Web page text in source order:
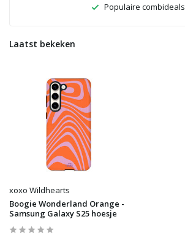
Populaire combideals
Laatst bekeken
xoxo Wildhearts
Boogie Wonderland Orange -
Samsung Galaxy S25 hoesje